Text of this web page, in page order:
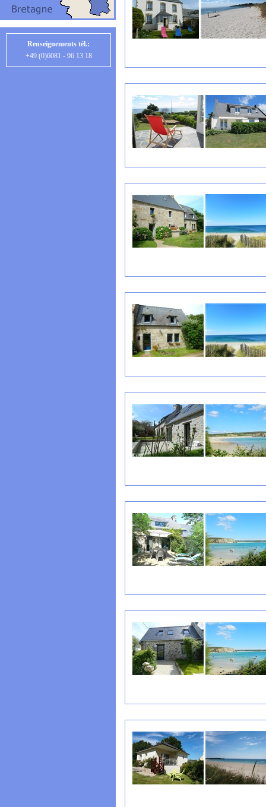
Renseignements tél.:
+49 (0)6081 - 96 13 18